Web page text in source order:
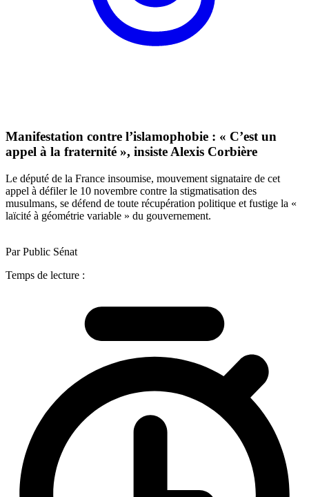
Manifestation contre l’islamophobie : « C’est un
appel à la fraternité », insiste Alexis Corbière
Le député de la France insoumise, mouvement signataire de cet
appel à défiler le 10 novembre contre la stigmatisation des
musulmans, se défend de toute récupération politique et fustige la «
laïcité à géométrie variable » du gouvernement.
Par Public Sénat
Temps de lecture :